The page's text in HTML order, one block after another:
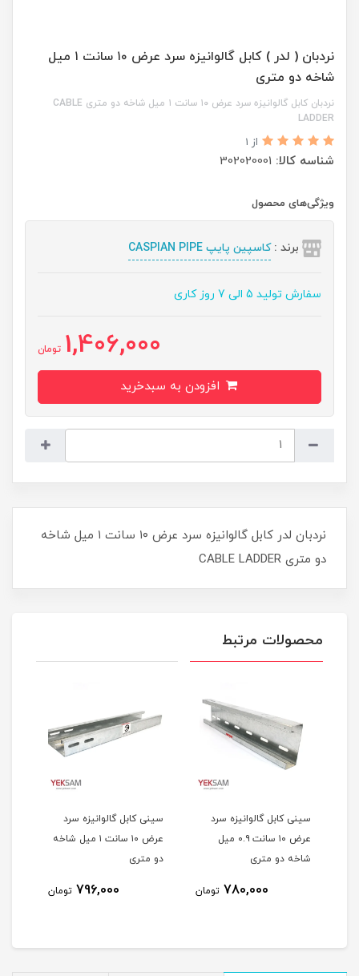
نردبان ( لدر ) کابل گالوانیزه سرد عرض ۱۰ سانت ۱ میل
شاخه دو متری
نردبان کابل گالوانیزه سرد عرض ۱۰ سانت ۱ میل شاخه دو متری CABLE
LADDER
از 1
شناسه کالا: 302020001
ویژگی‌های محصول
برند :کاسپین پایپ CASPIAN PIPE
سفارش تولید 5 الی 7 روز کاری
1,406,000 تومان
نردبان لدر کابل گالوانیزه سرد عرض ۱۰ سانت ۱ میل شاخه
دو متری CABLE LADDER
محصولات مرتبط
سینی کابل گالوانیزه سرد
عرض ۱۰ سانت ۰.۹ میل
شاخه دو متری
780,000 تومان
سینی کابل گالوانیزه سرد
عرض ۱۰ سانت ۱ میل شاخه
دو متری
796,000 تومان